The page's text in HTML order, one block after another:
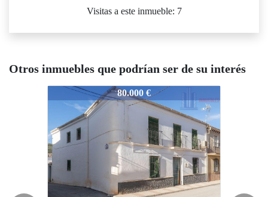
Visitas a este inmueble: 7
Otros inmuebles que podrían ser de su interés
MYRA000474
80.000 €
4929-MYRA000474
116.000 €